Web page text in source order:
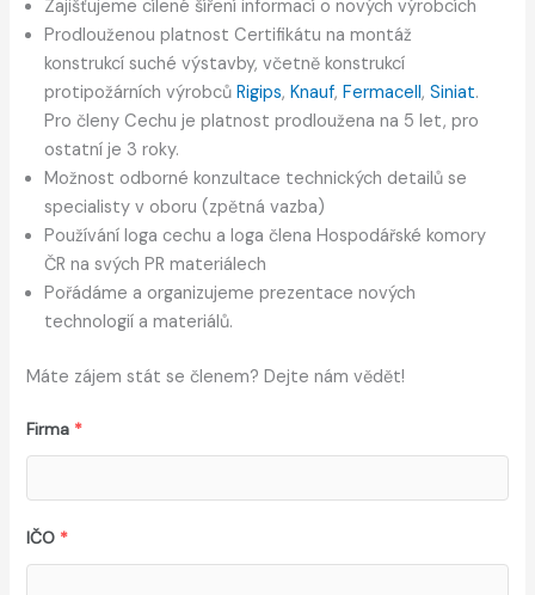
Zajišťujeme cílené šíření informací o nových výrobcích
Prodlouženou platnost Certifikátu na montáž
konstrukcí suché výstavby, včetně konstrukcí
protipožárních výrobcůRigips,Knauf,Fermacell,Siniat.
Pro členy Cechu je platnost prodloužena na 5 let, pro
ostatní je 3 roky.
Možnost odborné konzultace technických detailů se
specialisty v oboru (zpětná vazba)
Používání loga cechu a loga člena Hospodářské komory
ČR na svých PR materiálech
Pořádáme a organizujeme prezentace nových
technologií a materiálů.
Máte zájem stát se členem? Dejte nám vědět!
Firma *
IČO *